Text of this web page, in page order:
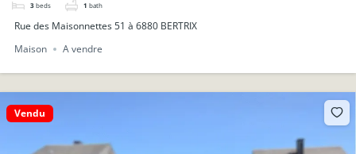
3 beds 1 bath
Rue des Maisonnettes 51 à 6880 BERTRIX
Maison
A vendre
Vendu